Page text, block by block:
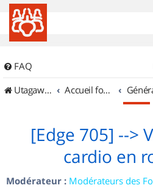
FAQ
UtagawaVTT (Randos VTT et VTTAE avec traces GPS)
Accueil forum
[Edge 705] -->
cardio en
Modérateur : Modérateurs des